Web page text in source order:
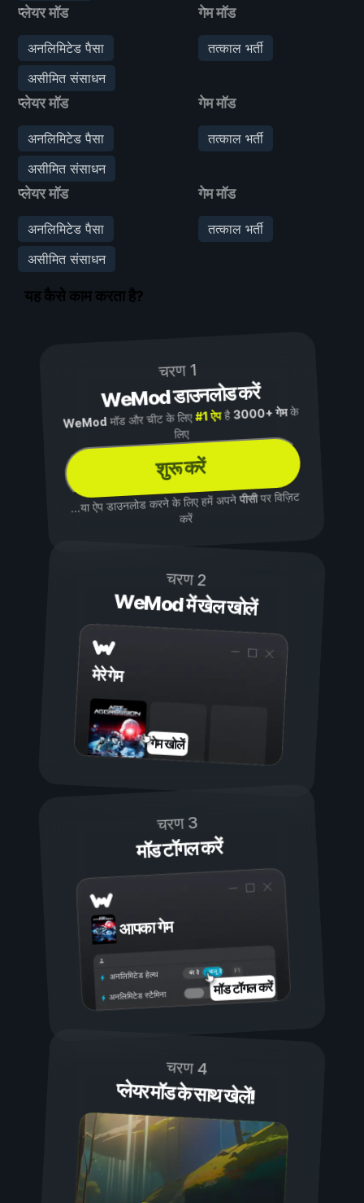
प्लेयर मॉड
अनलिमिटेड पैसा
असीमित संसाधन
गेम मॉड
तत्काल भर्ती
प्लेयर मॉड
अनलिमिटेड पैसा
असीमित संसाधन
गेम मॉड
तत्काल भर्ती
प्लेयर मॉड
अनलिमिटेड पैसा
असीमित संसाधन
गेम मॉड
तत्काल भर्ती
यह कैसे काम करता है?
चरण 1
WeMod डाउनलोड करें
WeMod मॉड और चीट के लिए#1 ऐपहै3000+ गेमके
लिए
शुरू करें
...या ऐप डाउनलोड करने के लिए हमें अपनेपीसीपर विज़िट
करें
चरण 2
WeMod में खेल खोलें
मेरे गेम
गेम खोलें
चरण 3
मॉड टॉगल करें
आपका गेम
चालू है
बंद है
अनलिमिटेड हेल्थ
अनलिमिटेड स्टैमिना मॉड टॉगल करें
चरण 4
प्लेयर मॉड के साथ खेलें!